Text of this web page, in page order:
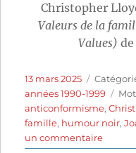
Christopher
Valeurs de la
Values)
Publié
le
13 mars 2025
années 1990-1999
anticonformisme,
famille, humour noir,
un commentairesur